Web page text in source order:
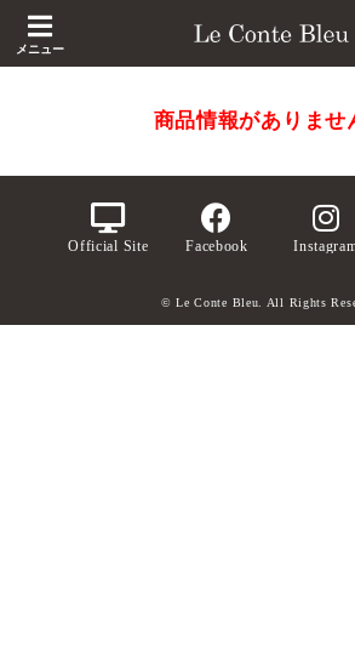
メニュー
商品情報がありませ
Official Site Facebook
© Le Conte Bleu. All Rights